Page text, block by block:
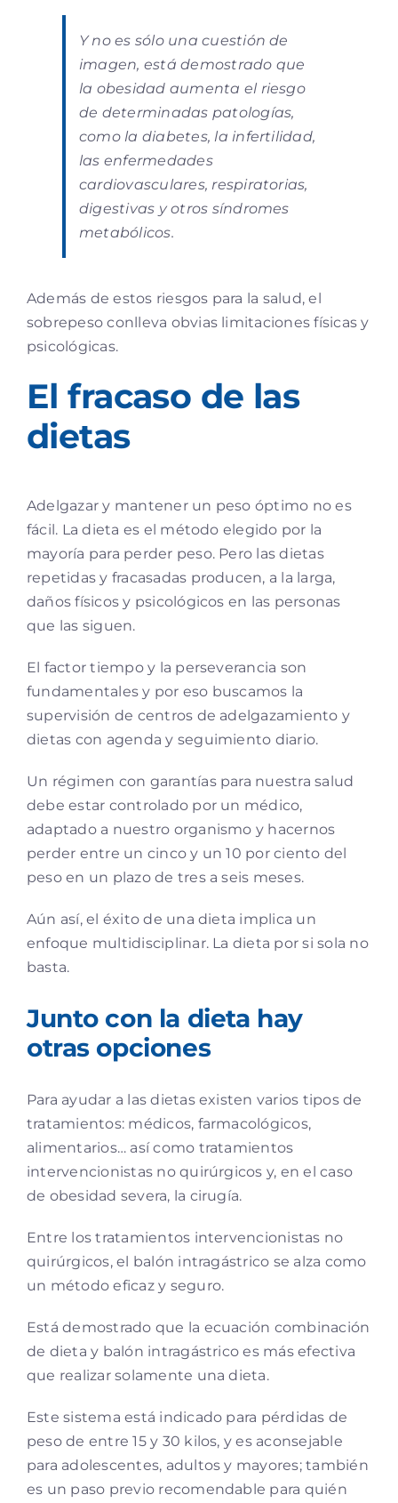
Y no es sólo una cuestión de
imagen, está demostrado que
la obesidad aumenta el riesgo
de determinadas patologías,
como la diabetes, la infertilidad,
las enfermedades
cardiovasculares, respiratorias,
digestivas y otros síndromes
metabólicos.
Además de estos riesgos para la salud, el
sobrepeso conlleva obvias limitaciones físicas y
psicológicas.
El fracaso de las
dietas
Adelgazar y mantener un peso óptimo no es
fácil. La dieta es el método elegido por la
mayoría para perder peso. Pero las dietas
repetidas y fracasadas producen, a la larga,
daños físicos y psicológicos en las personas
que las siguen.
El factor tiempo y la perseverancia son
fundamentales y por eso buscamos la
supervisión de centros de adelgazamiento y
dietas con agenda y seguimiento diario.
Un régimen con garantías para nuestra salud
debe estar controlado por un médico,
adaptado a nuestro organismo y hacernos
perder entre un cinco y un 10 por ciento del
peso en un plazo de tres a seis meses.
Aún así, el éxito de una dieta implica un
enfoque multidisciplinar. La dieta por si sola no
basta.
Junto con la dieta hay
otras opciones
Para ayudar a las dietas existen varios tipos de
tratamientos: médicos, farmacológicos,
alimentarios… así como tratamientos
intervencionistas no quirúrgicos y, en el caso
de obesidad severa, la cirugía.
Entre los tratamientos intervencionistas no
quirúrgicos, el balón intragástrico se alza como
un método eficaz y seguro.
Está demostrado que la ecuación combinación
de dieta y balón intragástrico es más efectiva
que realizar solamente una dieta.
Este sistema está indicado para pérdidas de
peso de entre 15 y 30 kilos, y es aconsejable
para adolescentes, adultos y mayores; también
es un paso previo recomendable para quién